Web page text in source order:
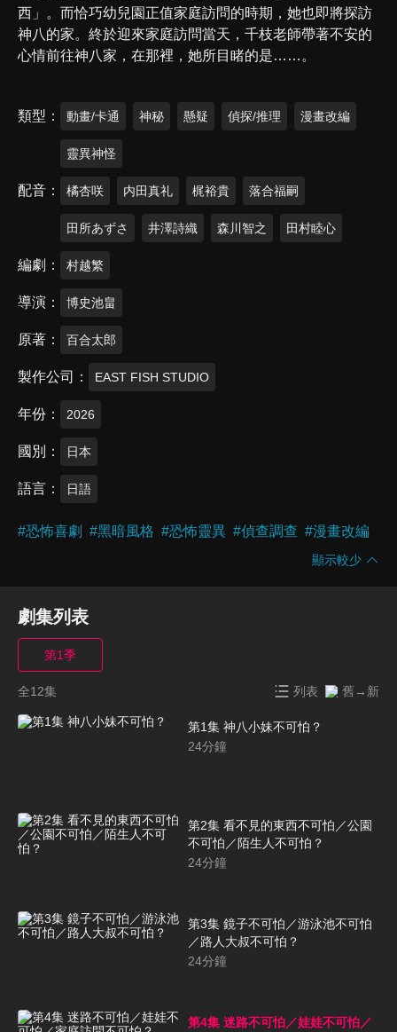
西」。而恰巧幼兒園正值家庭訪問的時期，她也即將探訪
神八的家。終於迎來家庭訪問當天，千枝老師帶著不安的
心情前往神八家，在那裡，她所目睹的是……。
類型 動畫/卡通 神秘 懸疑 偵探/推理 漫畫改編
靈異神怪
配音 橘杏咲 内田真礼 梶裕貴 落合福嗣
田所あずさ 井澤詩織 森川智之 田村睦心
編劇 村越繁
導演 博史池畠
原著 百合太郎
製作公司 EAST FISH STUDIO
年份 2026
國別 日本
語言 日語
#恐怖喜劇 #黑暗風格 #恐怖靈異 #偵查調查 #漫畫改編
顯示較少
劇集列表
第1季
全12集 列表 舊→新
第1集 神八小妹不可怕？
24分鐘
第2集 看不見的東西不可怕／公園
不可怕／陌生人不可怕？
24分鐘
第3集 鏡子不可怕／游泳池不可怕
／路人大叔不可怕？
24分鐘
第4集 迷路不可怕／娃娃不可怕／